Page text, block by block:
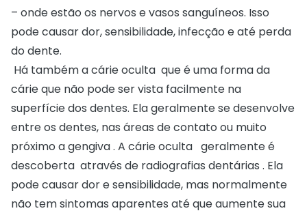
– onde estão os nervos e vasos sanguíneos. Isso
pode causar dor, sensibilidade, infecção e até perda
do dente.
Há também a cárie oculta que é uma forma da
cárie que não pode ser vista facilmente na
superfície dos dentes. Ela geralmente se desenvolve
entre os dentes, nas áreas de contato ou muito
próximo a gengiva . A cárie oculta geralmente é
descoberta através de radiografias dentárias . Ela
pode causar dor e sensibilidade, mas normalmente
não tem sintomas aparentes até que aumente sua